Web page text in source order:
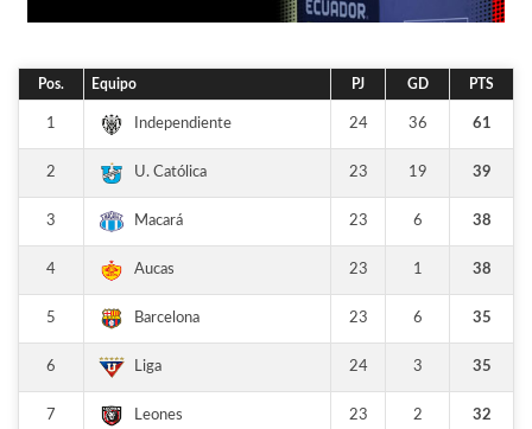
Pos. Equipo PJ GD PTS
1 Independiente 24 36 61
2 U. Católica 23 19 39
3 Macará 23 6 38
4 Aucas 23 1 38
5 Barcelona 23 6 35
6 Liga 24 3 35
7 Leones 23 2 32